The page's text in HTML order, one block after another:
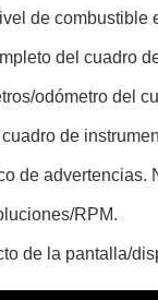
de combustible
del cuadro
odómetro del
de
de
RPM.
de la pantalla/